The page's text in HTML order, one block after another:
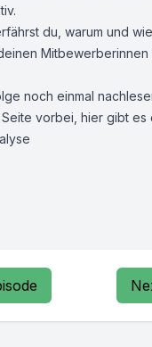
du, warum und
Mitbewerberinnen
noch einmal
vorbei, hier gibt es